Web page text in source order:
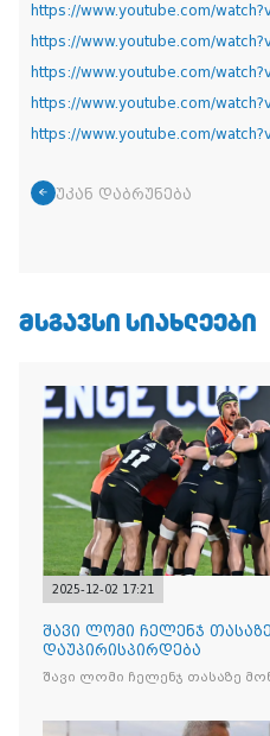
https://www.youtube.com/
https://www.youtube.com/
https://www.youtube.com/
https://www.youtube.com/
https://www.youtube.com/
უკან დაბრუნება
ᲛᲡᲒᲐᲕᲡᲘ ᲡᲘᲐᲮᲚᲔᲔᲑᲘ
2025-12-02 17:21
შავი ლომი ჩელენჯ
დაუპირისპირდება
შავი ლომი ჩელენჯ თასაზე